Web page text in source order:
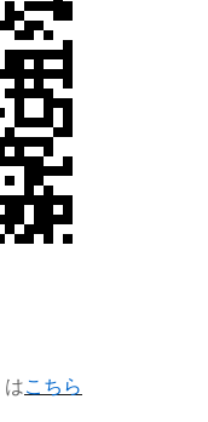
はこちら